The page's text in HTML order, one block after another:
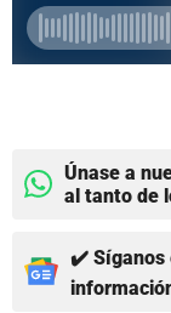
Únase a
al tanto de
✔️ Síganos